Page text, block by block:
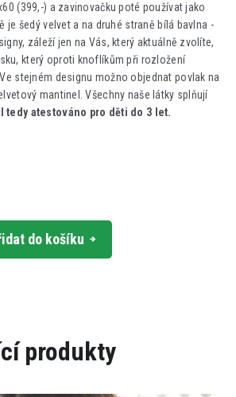
do košíku
(399,-) a zavinovačku poté používat jako
je šedý velvet a na druhé straně bílá bavlna -
záleží jen na Vás, který aktuálně zvolíte,
který oproti knoflíkům při rozložení
stejném designu možno objednat povlak na
mantinel. Všechny naše látky splňují
I tedy atestováno pro děti do 3 let.
produkty